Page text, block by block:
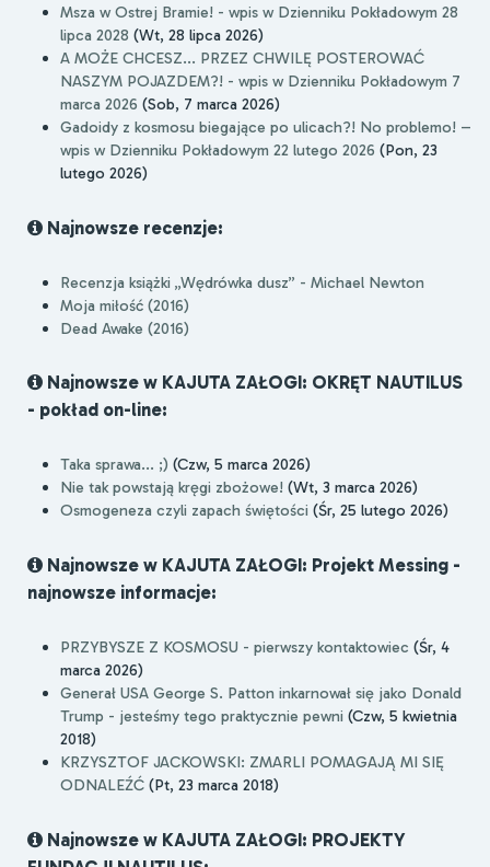
Msza w Ostrej Bramie! - wpis w Dzienniku Pokładowym 28
lipca 2028 (Wt, 28 lipca 2026)
A MOŻE CHCESZ... PRZEZ CHWILĘ POSTEROWAĆ
NASZYM POJAZDEM?! - wpis w Dzienniku Pokładowym 7
marca 2026 (Sob, 7 marca 2026)
Gadoidy z kosmosu biegające po ulicach?! No problemo! –
wpis w Dzienniku Pokładowym 22 lutego 2026 (Pon, 23
lutego 2026)
Najnowsze recenzje:
Recenzja książki „Wędrówka dusz” - Michael Newton
Moja miłość (2016)
Dead Awake (2016)
Najnowsze w KAJUTA ZAŁOGI: OKRĘT NAUTILUS
- pokład on-line:
Taka sprawa... ;) (Czw, 5 marca 2026)
Nie tak powstają kręgi zbożowe! (Wt, 3 marca 2026)
Osmogeneza czyli zapach świętości (Śr, 25 lutego 2026)
Najnowsze w KAJUTA ZAŁOGI: Projekt Messing -
najnowsze informacje:
PRZYBYSZE Z KOSMOSU - pierwszy kontaktowiec (Śr, 4
marca 2026)
Generał USA George S. Patton inkarnował się jako Donald
Trump - jesteśmy tego praktycznie pewni (Czw, 5 kwietnia
2018)
KRZYSZTOF JACKOWSKI: ZMARLI POMAGAJĄ MI SIĘ
ODNALEŹĆ (Pt, 23 marca 2018)
Najnowsze w KAJUTA ZAŁOGI: PROJEKTY